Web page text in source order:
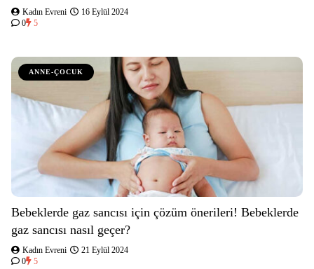
Kadın Evreni
16 Eylül 2024
0
5
ANNE-ÇOCUK
Bebeklerde gaz sancısı için çözüm önerileri! Bebeklerde
gaz sancısı nasıl geçer?
Kadın Evreni
21 Eylül 2024
0
5